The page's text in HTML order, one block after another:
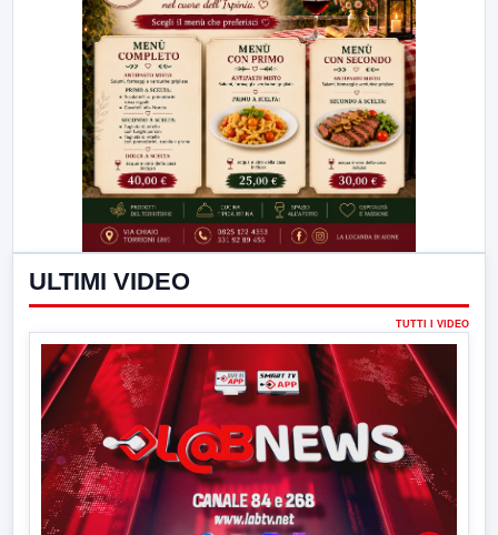
ULTIMI VIDEO
TUTTI I VIDEO